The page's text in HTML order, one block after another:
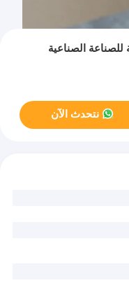
الصناعية
نتحدث الآن